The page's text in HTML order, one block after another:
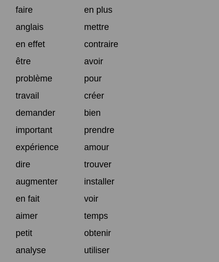
faire
en plus
anglais
mettre
en effet
contraire
être
avoir
problème
pour
travail
créer
demander
bien
important
prendre
expérience
amour
dire
trouver
augmenter
installer
en fait
voir
aimer
temps
petit
obtenir
analyse
utiliser